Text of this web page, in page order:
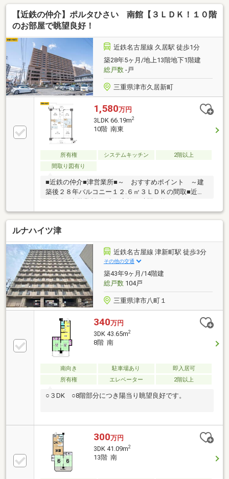
柔らかな光が差し込むリビング。対面キッチンから家
族の笑顔を見守る贅沢。17平米超の開放的なバルコニ
ーは私邸の特等席。週末は、青空の下で子供と特別な
始まる。
【近鉄の仲介】ポルタひさい 南館【３ＬＤＫ！１０階
のお部屋で眺望良好！
近鉄名古屋線 久居駅 徒歩1分
築28年5ヶ月/地上13階地下1階建
総戸数-戸
三重県津市久居新町
1,580万円
3LDK 66.19m2
10階 南東
所有権 システムキッチン
2階以上
間取り図有り
■近鉄の仲介■津営業所■～ おすすめポイント ～建
築後２８年バルコニー１２.６㎡３ＬＤＫの間取■近鉄
朝の陽射しが差し込むリビングで、家族の会話が自然
と始まる暮らし。 コンビニや医療施設が徒歩圏内に揃
い、子育て世帯の安心を支える。週末は近隣ショッピ
ングで気軽に出かけ、未来の思い出をここで育む。
ルナハイツ津
近鉄名古屋線 津新町駅 徒歩3分
その他の交通
築43年9ヶ月/14階建
総戸数104戸
三重県津市八町１
340万円
3DK 43.65m2
8階 南
南向き 駐車場あり
即入居可
所有権
エレベーター 2階以上
○３DK ○8階部分につき陽当り眺望良好です。
300万円
3DK 41.09m2
13階 南